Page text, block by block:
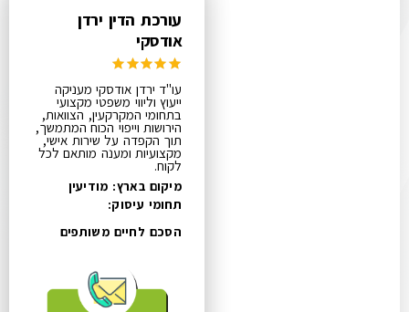
עורכת הדין ירדן
אודסקי
עו"ד ירדן אודסקי מעניקה
ייעוץ וליווי משפטי מקצועי
בתחומי המקרקעין, הצוואות,
הירושות וייפוי הכוח המתמשך,
תוך הקפדה על שירות אישי,
מקצועיות ומענה מותאם לכל
לקוח.
מיקום בארץ: מודיעין
תחומי עיסוק:
הסכם לחיים משותפים